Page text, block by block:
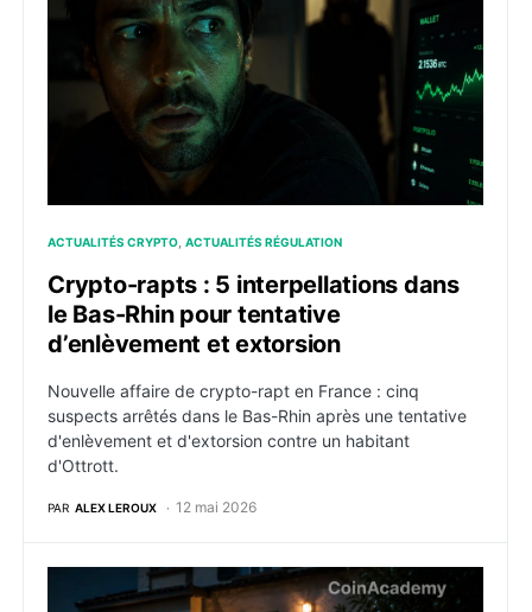
ACTUALITÉS CRYPTO ACTUALITÉS RÉGULATION
Crypto-rapts : 5 interpellations dans
le Bas-Rhin pour tentative
d’enlèvement et extorsion
Nouvelle affaire de crypto-rapt en France : cinq
suspects arrêtés dans le Bas-Rhin après une tentative
d'enlèvement et d'extorsion contre un habitant
d'Ottrott.
PAR ALEX LEROUX 12 mai 2026
Nouveau kidnapping Bitcoin à Toulouse : le